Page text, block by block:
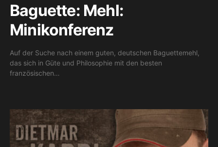
Baguette: Mehl:
Minikonferenz
Auf der Suche nach einem guten, deutschen Baguettemehl,
das sich in Güte und Philosophie mit den besten
französischen…